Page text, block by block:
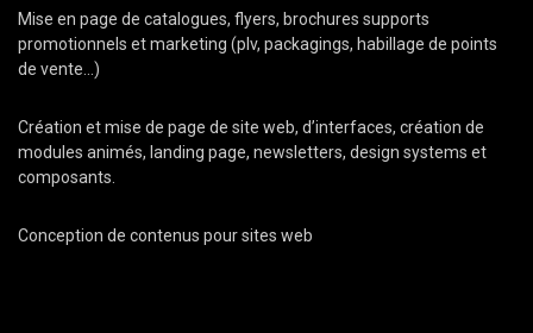
Mise en page de catalogues, flyers, brochures supports
promotionnels et marketing (plv, packagings, habillage de points
de vente...)
Création et mise de page de site web, d’interfaces, création de
modules animés, landing page, newsletters, design systems et
composants.
Conception de contenus pour sites web